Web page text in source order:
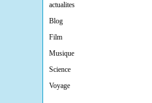
actualites
Blog
Film
Musique
Science
Voyage